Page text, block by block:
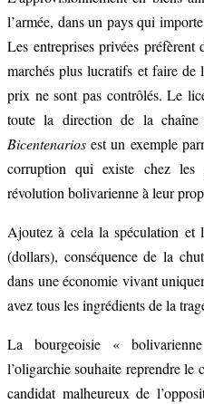
l’armée, dans un pays qui
Les entreprises privées
marchés plus lucratifs et faire de
prix ne sont pas contrôlés. Le
toute la direction de la chaîne
Bicentenarios est un exemple
corruption qui existe chez
révolution bolivarienne à leur
Ajoutez à cela la spéculation et
(dollars), conséquence de la
dans une économie vivant
avez tous les ingrédients de la
La bourgeoisie «
l’oligarchie souhaite reprendre
candidat malheureux de